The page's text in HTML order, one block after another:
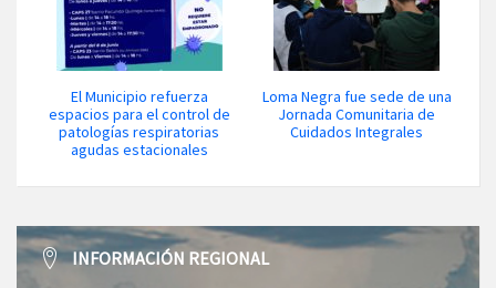
El Municipio refuerza
espacios para el control de
patologías respiratorias
agudas estacionales
Loma Negra fue sede de una
Jornada Comunitaria de
Cuidados Integrales
INFORMACIÓN REGIONAL